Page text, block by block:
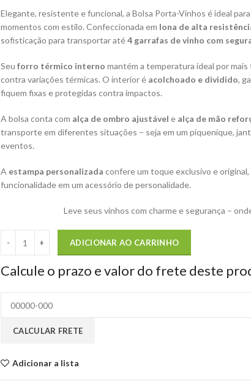
Elegante, resistente e funcional, a Bolsa Porta-Vinhos é ideal
momentos com estilo. Confeccionada em lona de alta
sofisticação para transportar até4 garrafas de vinho com
Seu forro térmico interno mantém a temperatura ideal por
contra variações térmicas. O interior é acolchoado e dividido,
fiquem fixas e protegidas contra impactos.
A bolsa conta com alça de ombro ajustável e alça de mão
transporte em diferentes situações – seja em um piquenique,
eventos.
A estampa personalizada confere um toque exclusivo e
funcionalidade em um acessório de personalidade.
Leve seus vinhos com charme e segurança –
ADICIONAR AO CARRINHO
Calcule o prazo e valor do frete deste
Adicionar a lista